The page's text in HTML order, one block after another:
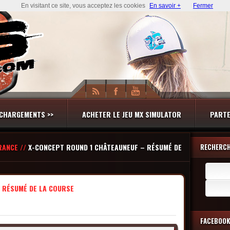
>> ACHETER LE JEU MX SIMULATOR
//X-CONCEPT ROUND 1 CHÂTEAUNEUF – RÉSUMÉ DE
DE LA COURSE
FACEBOOK
En visitant ce site, vous acceptez les cookies En savoir + Fermer